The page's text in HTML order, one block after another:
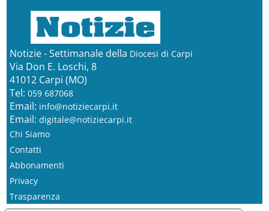
Notizie - Settimanale della Diocesi di Carpi
Via Don E. Loschi, 8
41012 Carpi (MO)
Tel: 059 687068
Email: info@notiziecarpi.it
Email: digitale@notiziecarpi.it
Chi Siamo
Contatti
Abbonamenti
Privacy
Trasparenza